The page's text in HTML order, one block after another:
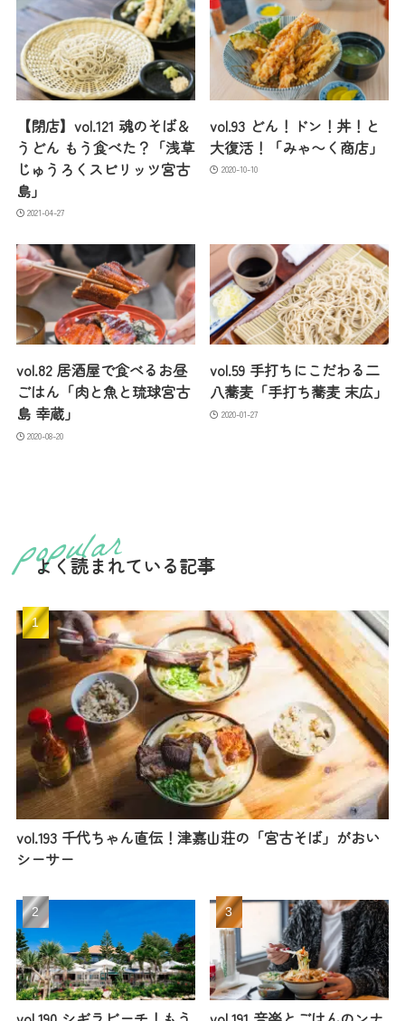
【閉店】vol.121 魂のそば＆
うどん もう食べた？「浅草
じゅうろくスピリッツ宮古
島」
2021-04-27
vol.93 どん！ドン！丼！と
大復活！「みゃ〜く商店」
2020-10-10
vol.82 居酒屋で食べるお昼
ごはん「肉と魚と琉球宮古
島 幸蔵」
2020-08-20
vol.59 手打ちにこだわる二
八蕎麦「手打ち蕎麦 末広」
2020-01-27
よく読まれている記事
vol.193 千代ちゃん直伝！津嘉山荘の「宮古そば」がおい
シーサー